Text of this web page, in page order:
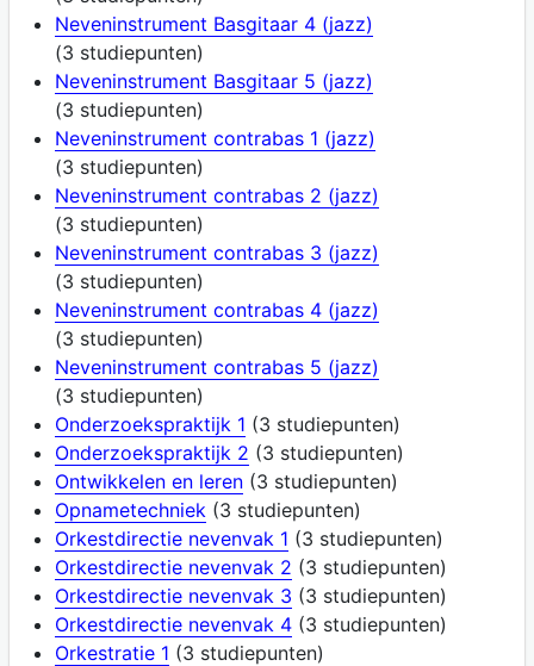
Neveninstrument Basgitaar 4 (jazz)
(3 studiepunten)
Neveninstrument Basgitaar 5 (jazz)
(3 studiepunten)
Neveninstrument contrabas 1 (jazz)
(3 studiepunten)
Neveninstrument contrabas 2 (jazz)
(3 studiepunten)
Neveninstrument contrabas 3 (jazz)
(3 studiepunten)
Neveninstrument contrabas 4 (jazz)
(3 studiepunten)
Neveninstrument contrabas 5 (jazz)
(3 studiepunten)
Onderzoekspraktijk 1 (3 studiepunten)
Onderzoekspraktijk 2 (3 studiepunten)
Ontwikkelen en leren(3 studiepunten)
Opnametechniek (3 studiepunten)
Orkestdirectie nevenvak 1 (3 studiepunten)
Orkestdirectie nevenvak 2 (3 studiepunten)
Orkestdirectie nevenvak 3 (3 studiepunten)
Orkestdirectie nevenvak 4(3 studiepunten)
Orkestratie 1 (3 studiepunten)